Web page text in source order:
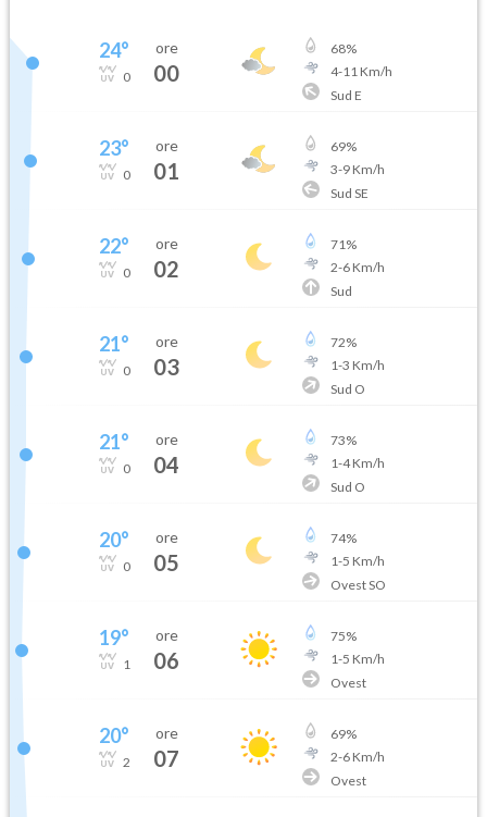
24°
0
ore
00
68%
4-11Km/h
Sud E
23°
0
ore
01
69%
3-9Km/h
Sud SE
22°
0
ore
02
71%
2-6Km/h
Sud
21°
0
ore
03
72%
1-3 Km/h
Sud O
21°
0
ore
04
73%
1-4Km/h
Sud O
20°
0
ore
05
74%
1-5 Km/h
Ovest SO
19°
1
ore
06
75%
1-5 Km/h
Ovest
20°
2
ore
07
69%
2-6Km/h
Ovest